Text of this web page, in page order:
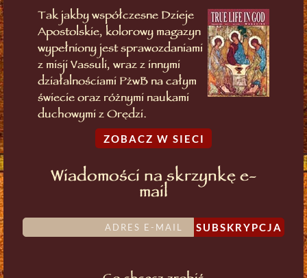
Tak jakby współczesne Dzieje
Apostolskie, kolorowy magazyn
wypełniony jest sprawozdaniami
z misji Vassuli, wraz z innymi
działalnościami PżwB na całym
świecie oraz różnymi naukami
duchowymi z Orędzi.
ZOBACZ W SIECI
Wiadomości na skrzynkę e-
mail
SUBSKRYPCJA